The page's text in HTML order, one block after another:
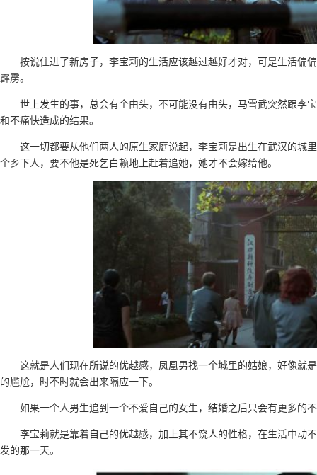
按说住进了新房子，李宝莉的生活应该越过越好才对，可是生活偏
霹雳。
世上发生的事，总会有个由头，不可能没有由头，马雪武突然跟李
和不痛快造成的结果。
这一切都要从他们两人的原生家庭说起，李宝莉是出生在武汉的城
个乡下人，要不他是死乞白赖地上赶着追她，她才不会嫁给他。
这就是人们现在所说的优越感，凤凰男找一个城里的姑娘，好像就
的尴尬，时不时就会出来隔应一下。
如果一个人男生追到一个不爱自己的女生，结婚之后只会有更多的
李宝莉就是靠着自己的优越感，加上其不饶人的性格，在生活中动
发的那一天。